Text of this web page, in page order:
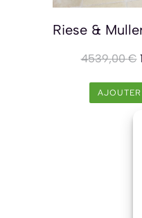
4539,00€